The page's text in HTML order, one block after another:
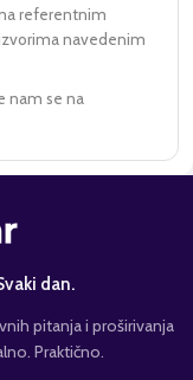
referentnim
navedenim
nam se na
dan.
pitanja i proširivanja
Praktično.